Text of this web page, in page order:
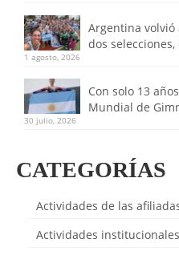
Argentina volvió
dos
1 agosto, 2026
Con solo 13
Mundial de
30 julio, 2026
CATEGORÍAS
Actividades de las
Actividades institucionales